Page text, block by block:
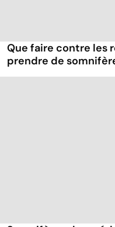
Que faire contre les
prendre de